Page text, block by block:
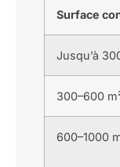
Surface
Jusqu’à
300–600
600–1000